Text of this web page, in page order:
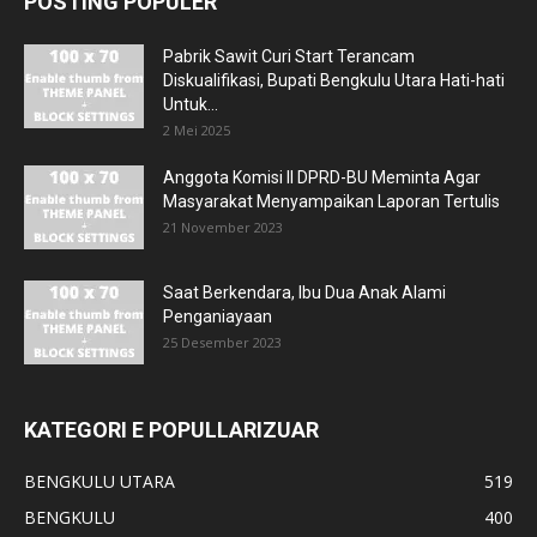
Pabrik Sawit Curi Start Terancam
Diskualifikasi, Bupati Bengkulu Utara Hati-hati
Untuk...
2 Mei 2025
Anggota Komisi II DPRD-BU Meminta Agar
Masyarakat Menyampaikan Laporan Tertulis
21 November 2023
Saat Berkendara, Ibu Dua Anak Alami
Penganiayaan
25 Desember 2023
KATEGORI E POPULLARIZUAR
BENGKULU UTARA
519
BENGKULU
400